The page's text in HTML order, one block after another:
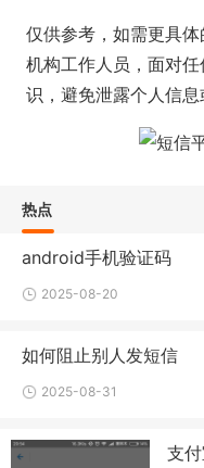
仅供参考，如需更具
机构工作人员，面对
识，避免泄露个人信息
热点
android手机验证码
2025-08-20
如何阻止别人发短信
2025-08-31
支